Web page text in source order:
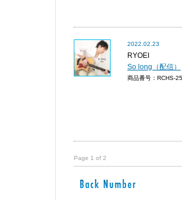
2022.02.23
RYOEI
So long（配信）
商品番号：RCHS-
Page 1 of 2